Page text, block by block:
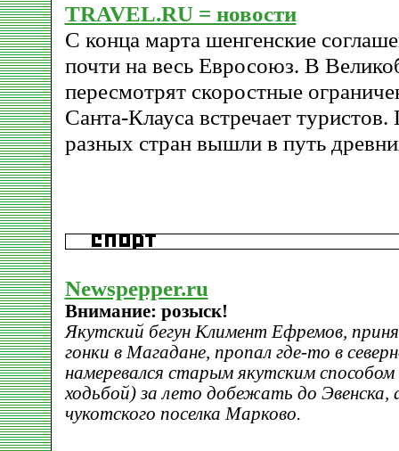
TRAVEL.RU = новости
С конца марта шенгенские
почти на весь Евросоюз. В
пересмотрят скоростные
Санта-Клауса встречает
разных стран вышли в путь
Newspepper.ru
Внимание: розыск!
Якутский бегун Климент Ефремов,
гонки в Магадане, пропал где-то в
намеревался старым якутским способом
ходьбой) за лето добежать до
чукотского поселка Марково.